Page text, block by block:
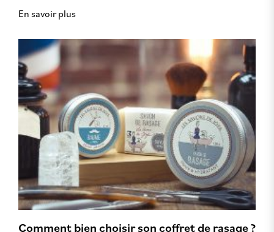
En savoir plus
Comment bien choisir son coffret de rasage ?